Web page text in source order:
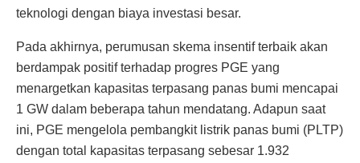
teknologi dengan biaya investasi besar.
Pada akhirnya, perumusan skema insentif terbaik akan
berdampak positif terhadap progres PGE yang
menargetkan kapasitas terpasang panas bumi mencapai
1 GW dalam beberapa tahun mendatang. Adapun saat
ini, PGE mengelola pembangkit listrik panas bumi (PLTP)
dengan total kapasitas terpasang sebesar 1.932